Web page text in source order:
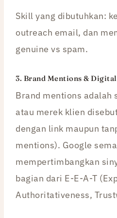
Skill yang dibutuhkan:
outreach email, dan
genuine vs spam.
3. Brand Mentions &
Brand mentions adalah
atau merek klien
dengan link maupun
mentions). Google
mempertimbangkan
bagian dari E-E-A-T
Authoritativeness,